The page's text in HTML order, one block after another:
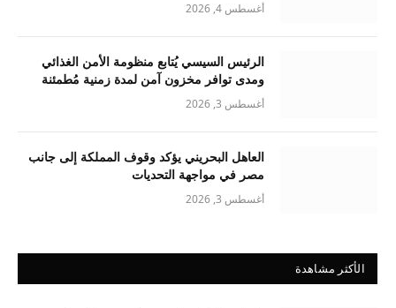
أغسطس 4, 2026
الرئيس السيسي يُتابع منظومة الأمن الغذائي
ومدى توافر مخزون آمن لمدة زمنية مُطمئنة
أغسطس 3, 2026
العاهل البحريني يؤكد وقوف المملكة إلى جانب
مصر في مواجهة التحديات
أغسطس 3, 2026
الأكثر مشاهدة